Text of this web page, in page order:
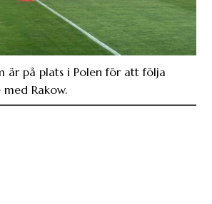
är på plats i Polen för att följa
Rakow.